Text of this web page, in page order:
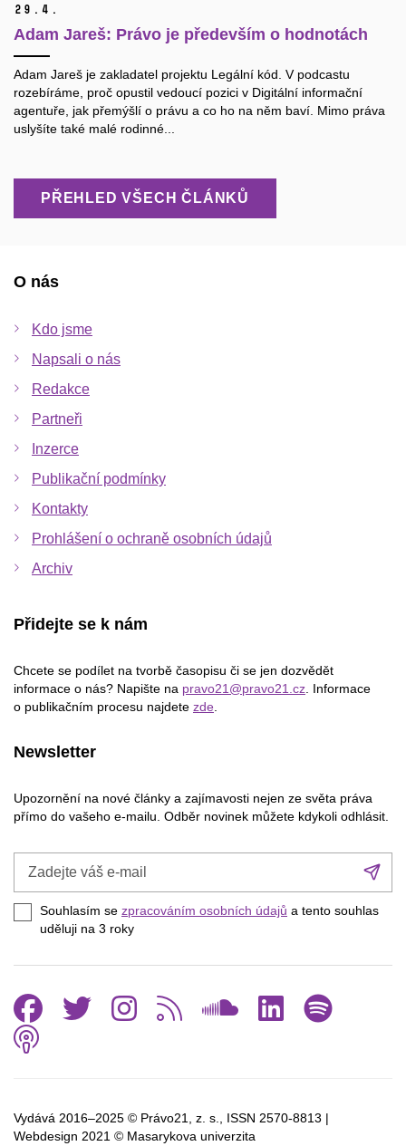
29. 4.
Adam Jareš: Právo je především o hodnotách
Adam Jareš je zakladatel projektu Legální kód. V podcastu
rozebíráme, proč opustil vedoucí pozici v Digitální informační
agentuře, jak přemýšlí o právu a co ho na něm baví. Mimo práva
uslyšíte také malé rodinné...
PŘEHLED VŠECH ČLÁNKŮ
O nás
Kdo jsme
Napsali o nás
Redakce
Partneři
Inzerce
Publikační podmínky
Kontakty
Prohlášení o ochraně osobních údajů
Archiv
Přidejte se k nám
Chcete se podílet na tvorbě časopisu či se jen dozvědět
informace o nás? Napište na pravo21@pravo21.cz . Informace
o publikačním procesu najdete zde
Newsletter
Upozornění na nové články a zajímavosti nejen ze světa práva
přímo do vašeho e-mailu. Odběr novinek můžete kdykoli odhlásit.
e-
mail
Souhlasím se zpracováním osobních údajů a tento souhlas
uděluji na 3 roky
Vydává 2016–2025 © Právo21, z. s., ISSN 2570-8813 |
Webdesign 2021 © Masarykova univerzita
Facebook
Twitter
Instagram
RSS
Podcast